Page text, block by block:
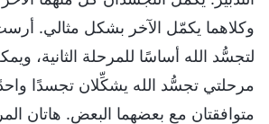
وكلاهما يكمّل الآخر بشكل مثالي.
لتجسُّد الله أساسًا للمرحلة الثانية،
مرحلتي تجسُّد الله يشكِّلان تجسدًا
متوافقتان مع بعضهما البعض. هاتان